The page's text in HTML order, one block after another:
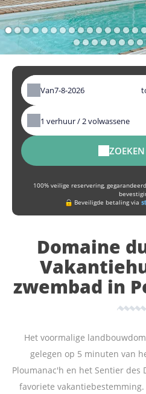
1 2 3 4 5 6 7 8 9 101112 131415
3031323334353637
Van
1 verhuur /2volwassene
100% veilige reservering,
Beveiligde betaling via
Domaine
zwembad in
Het voormalige
gelegen op 5 minuten van
Ploumanac'h en het Sentier des
favoriete